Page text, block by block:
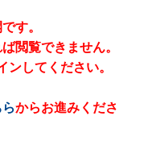
す。
閲覧できません。
してください。
からお進みくださ